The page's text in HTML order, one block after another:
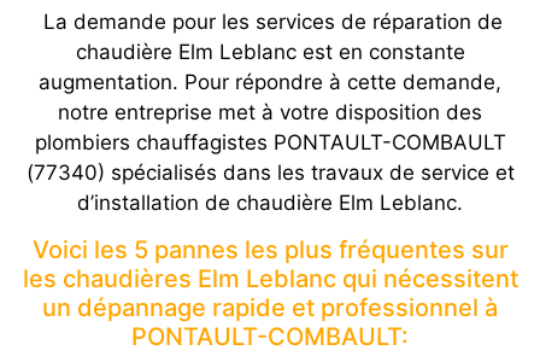
La demande pour les services de réparation de
chaudière Elm Leblanc est en constante
augmentation. Pour répondre à cette demande,
notre entreprise met à votre disposition des
plombiers chauffagistes PONTAULT-COMBAULT
(77340) spécialisés dans les travaux de service et
d’installation de chaudière Elm Leblanc.
Voici les 5 pannes les plus fréquentes sur
les chaudières Elm Leblanc qui nécessitent
un dépannage rapide et professionnel à
PONTAULT-COMBAULT: